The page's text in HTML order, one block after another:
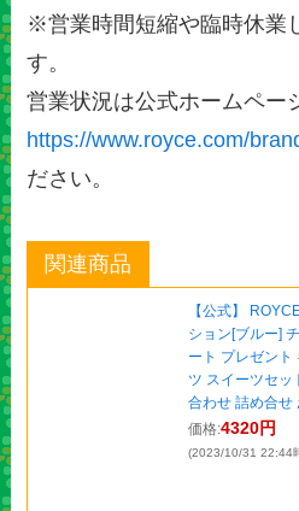
※営業時間短縮や臨時休業
す。
営業状況は公式ホームペー
https://www.royce.com/
ださい。
関連商品
【公式】
ション[ブルー]
ート プレゼント
ツ スイーツセッ
合わせ 詰め合せ
価格:4320円
(2023/10/31 22:44